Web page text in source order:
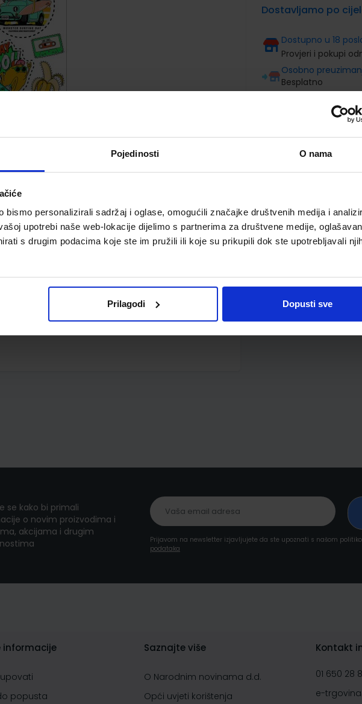
Pojedinosti O nama
bismo personalizirali sadržaj i oglase, omogućili značajke društvenih medija i
upotrebi naše web-lokacije dijelimo s partnerima za društvene medije,
s drugim podacima koje ste im pružili ili koje su prikupili dok ste upotrebljavali
Prilagodi Dopusti sve
Dostavljamo po
Dostupno u 18
Provjeri i pokupi
Osobno
Besplatno
se kako bi primali
o novim proizvodima i
akcijama i drugim
Prijavom na newsletter izjavljujete da ste upoznati s našom
podataka
informacije
popusta
Saznajte više
O Narodnim novinama d.d.
Opći uvjeti korištenja
Kontakt
01 650 28
e-